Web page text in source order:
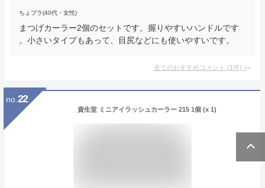
ちょプラ(40代・女性)
まつげカーラー2個のセットです。握りやすいハンドルです
。小さいタイプもあって、目尻などにも使いやすいです。
全てのおすすめコメント (1件) >
no. 22
資生堂 ミニアイラッシュカーラー 215 1個 (x 1)